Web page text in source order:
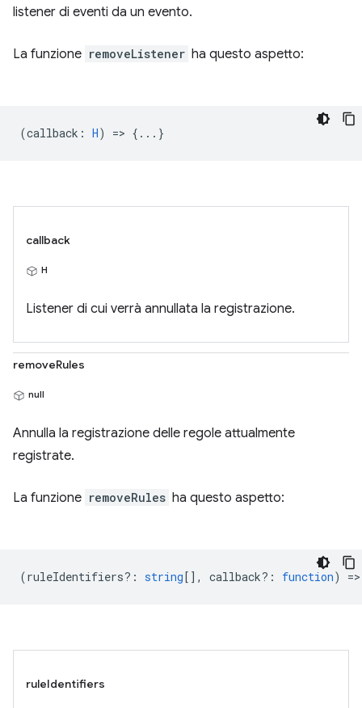
listener di eventi da un evento.
La funzione removeListener ha questo aspetto:
(callback : H) => {...}
callback
H
Listener di cui verrà annullata la registrazione.
removeRules
null
Annulla la registrazione delle regole attualmente
registrate.
La funzione removeRules ha questo aspetto:
(ruleIdentifiers? : string [], callback? : function)
ruleIdentifiers